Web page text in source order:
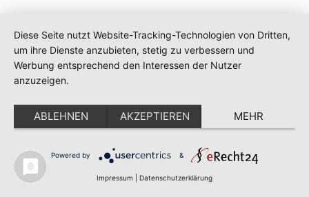
f. Recht auf Datenübertragbarkeit
Sie haben das Recht, die Sie betreffenden personenbezogenen
Daten, die Sie dem Verantwortlichen bereitgestellt haben, in
einem strukturierten, gängigen und maschinenlesbaren Format
zu erhalten. Außerdem haben Sie das Recht diese Daten einem
Verantwortlichen, dem die personenbezogenen Daten
bereitgestellt wurden, zu übermitteln, sofern
Diese Seite nutzt Website-Tracking-Technologien von Dritten,
um ihre Dienste anzubieten, stetig zu verbessern und
Werbung entsprechend den Interessen der Nutzer
anzuzeigen.
ABLEHNEN AKZEPTIEREN MEHR
Powered by &
Impressum Datenschutzerklärung